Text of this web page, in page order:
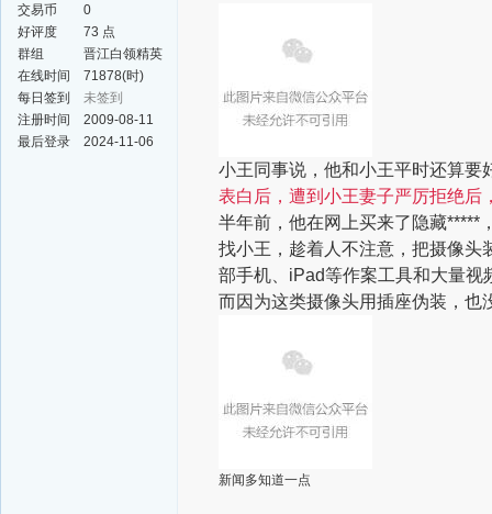
交易币
0
好评度
73 点
群组
晋江白领精英
群
在线时间
71878(时)
每日签到
未签到
注册时间
2009-08-11
最后登录
2024-11-06
小王同事说，他和小王平时还算要
表白后，遭到小王妻子严厉拒绝后
半年前，他在网上买来了隐藏*****
找小王，趁着人不注意，把摄像头
部手机、iPad等作案工具和大量视
而因为这类摄像头用插座伪装，也
新闻多知道一点